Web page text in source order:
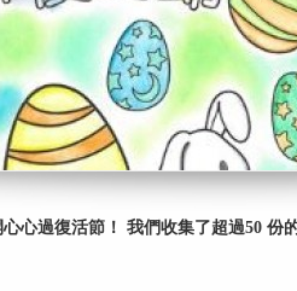
心過復活節！ 我們收集了超過50 份